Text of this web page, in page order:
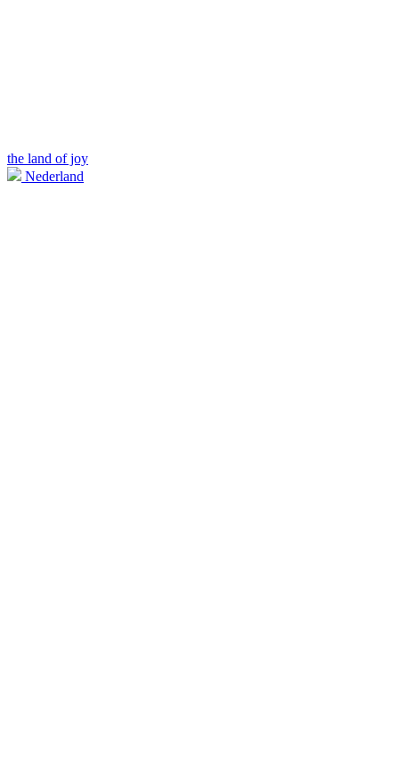
the land of joy
Nederland